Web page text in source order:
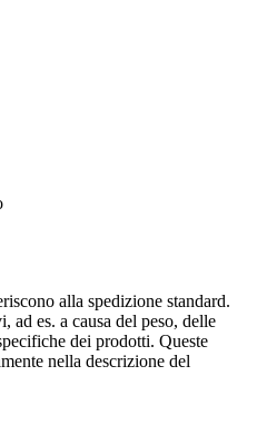
alla spedizione standard.
ad es. a causa del peso, delle
dei prodotti. Queste
nella descrizione del